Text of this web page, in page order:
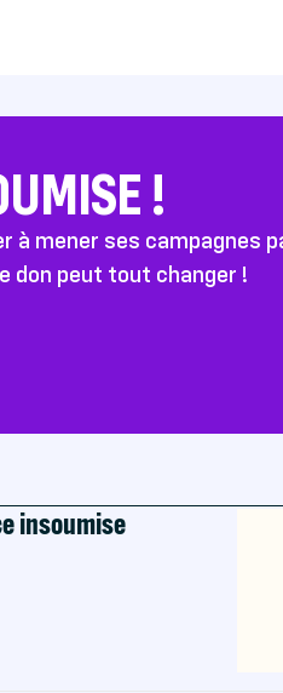
!
à mener ses campagnes
don peut tout changer !
insoumise